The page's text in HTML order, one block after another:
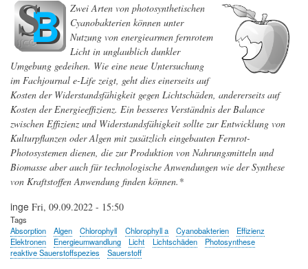
Atmosphären
im
Klimawandel
Zwei Arten von photosynthetischen
Cyanobakterien können unter
Nutzung von energiearmen fernrotem
Licht in unglaublich dunkler
Umgebung gedeihen. Wie eine neue Untersuchung
im Fachjournal e-Life zeigt, geht dies einerseits auf
Kosten der Widerstandsfähigkeit gegen Lichtschäden, andererseits auf
Kosten der Energieeffizienz. Ein besseres Verständnis der Balance
zwischen Effizienz und Widerstandsfähigkeit sollte zur Entwicklung von
Kulturpflanzen oder Algen mit zusätzlich eingebauten Fernrot-
Photosystemen dienen, die zur Produktion von Nahrungsmitteln und
Biomasse aber auch für technologische Anwendungen wie der Synthese
von Kraftstoffen Anwendung finden können.*
inge Fri, 09.09.2022 - 15:50
Tags
Absorption
Algen Chlorophyll Chlorophyll a Cyanobakterien
Effizienz
Elektronen
Energieumwandlung Licht Lichtschäden
Photosynthese
reaktive Sauerstoffspezies
Sauerstoff